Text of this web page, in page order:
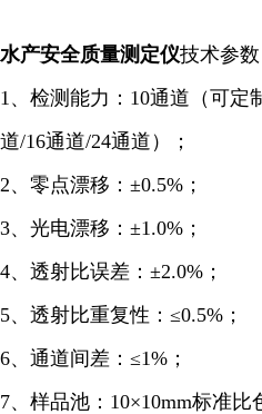
水产安全质量测定仪技术参数
1、检测能力：10通道（可定
道/16通道/24通道）；
2、零点漂移：±0.5%；
3、光电漂移：±1.0%；
4、透射比误差：±2.0%；
5、透射比重复性：≤0.5%；
6、通道间差：≤1%；
7、样品池：10×10mm标准比